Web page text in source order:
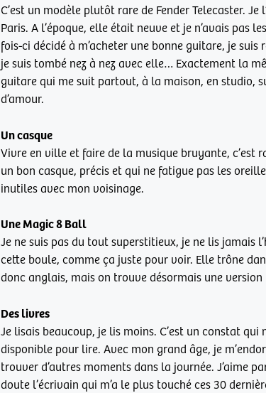
C’est un modèle plutôt rare de Fender Telecaster.
Paris. A l’époque, elle était neuve et je n’avais pas
fois-ci décidé à m’acheter une bonne guitare, je
je suis tombé nez à nez avec elle… Exactement la
guitare qui me suit partout, à la maison, en studio,
d’amour.
Un casque
Vivre en ville et faire de la musique bruyante,
un bon casque, précis et qui ne fatigue pas les
inutiles avec mon voisinage.
Une Magic 8 Ball
Je ne suis pas du tout superstitieux, je ne lis jamais
cette boule, comme ça juste pour voir. Elle trône
donc anglais, mais on trouve désormais une
Des livres
Je lisais beaucoup, je lis moins. C’est un constat
disponible pour lire. Avec mon grand âge, je
trouver d’autres moments dans la journée. J’aime
doute l’écrivain qui m’a le plus touché ces 30